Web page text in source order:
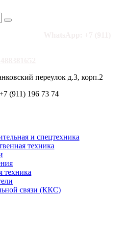
переулок д.3, корп.2
(911) 196 73 74
и спецтехника
техника
техника
связи (ККС)